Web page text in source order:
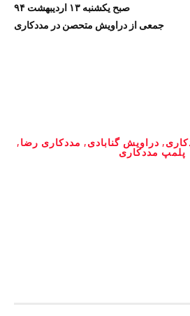
صبح یکشنبه ۱۳ اردیبهشت ۹۴
جمعی از دراویش متحصن در مددکاری
, دراویش گنابادی, مددکاری رضا,
پلمپ مددکاری